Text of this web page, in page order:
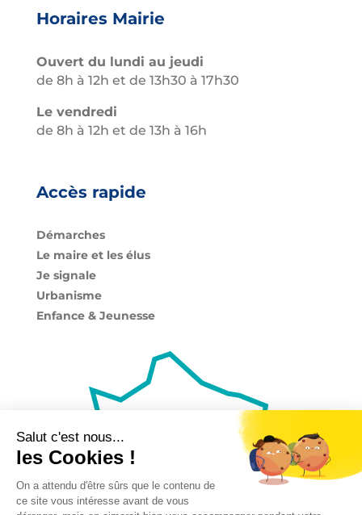
Horaires Mairie
Ouvert du lundi au jeudi
de 8h à 12h et de 13h30 à 17h30
Le vendredi
de 8h à 12h et de 13h à 16h
Accès rapide
Démarches
Le maire et les élus
Je signale
Urbanisme
Enfance & Jeunesse